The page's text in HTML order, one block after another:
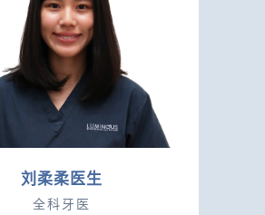
刘柔柔医生
全科牙医